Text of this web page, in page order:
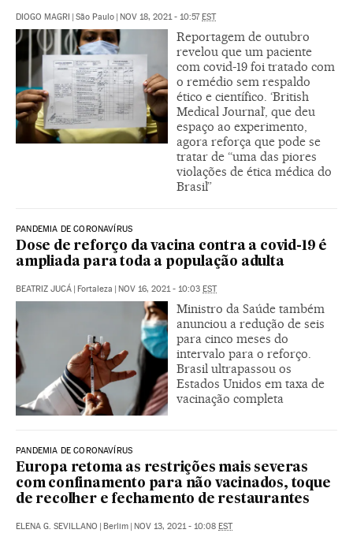
DIOGO MAGRI | São Paulo | NOV 18, 2021 - 10:57EST
Reportagem de outubro
revelou que um paciente
com covid-19 foi tratado com
o remédio sem respaldo
ético e científico. ‘British
Medical Journal’, que deu
espaço ao experimento,
agora reforça que pode se
tratar de “uma das piores
violações de ética médica do
Brasil”
PANDEMIA DE CORONAVÍRUS
Dose de reforço da vacina contra a covid-19 é
ampliada para toda a população adulta
BEATRIZ JUCÁ | Fortaleza | NOV 16, 2021 - 10:03 EST
Ministro da Saúde também
anunciou a redução de seis
para cinco meses do
intervalo para o reforço.
Brasil ultrapassou os
Estados Unidos em taxa de
vacinação completa
PANDEMIA DE CORONAVÍRUS
Europa retoma as restrições mais severas
com confinamento para não vacinados, toque
de recolher e fechamento de restaurantes
ELENA G. SEVILLANO | Berlim | NOV 13, 2021 - 10:08 EST